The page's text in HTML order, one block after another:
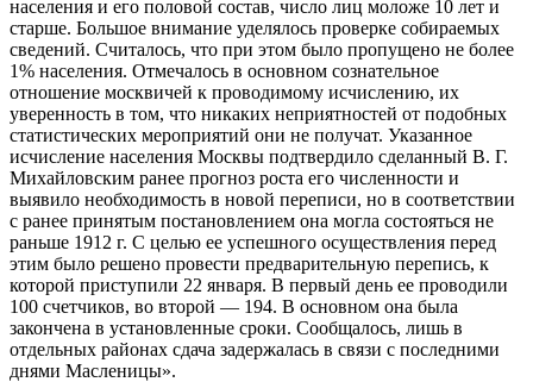
населения и его половой состав, число лиц моложе 10 лет и
старше. Большое внимание уделялось проверке собираемых
сведений. Считалось, что при этом было пропущено не более
1% населения. Отмечалось в основном сознательное
отношение москвичей к проводимому исчислению, их
уверенность в том, что никаких неприятностей от подобных
статистических мероприятий они не получат. Указанное
исчисление населения Москвы подтвердило сделанный В. Г.
Михайловским ранее прогноз роста его численности и
выявило необходимость в новой переписи, но в соответствии
с ранее принятым постановлением она могла состояться не
раньше 1912 г. С целью ее успешного осуществления перед
этим было решено провести предварительную перепись, к
которой приступили 22 января. В первый день ее проводили
100 счетчиков, во второй — 194. В основном она была
закончена в установленные сроки. Сообщалось, лишь в
отдельных районах сдача задержалась в связи с последними
днями Масленицы».